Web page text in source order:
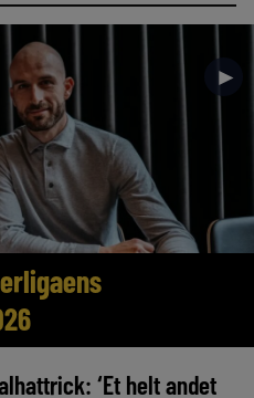
►
‘Et helt andet